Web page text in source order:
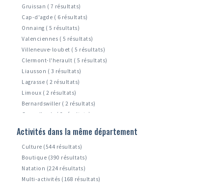
Gruissan ( 7 résultats)
Cap-d'agde ( 6 résultats)
Onnaing ( 5 résultats)
Valenciennes ( 5 résultats)
Villeneuve-loubet ( 5 résultats)
Clermont-l'herault ( 5 résultats)
Liausson ( 3 résultats)
Lagrasse ( 2 résultats)
Limoux ( 2 résultats)
Bernardswiller ( 2 résultats)
Grau-d'agde ( 2 résultats)
Raismes ( 1 résultats)
Activités dans la même département
Culture (544 résultats)
Boutique (390 résultats)
Natation (224 résultats)
Multi-activités (168 résultats)